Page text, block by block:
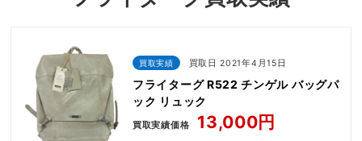
買取実績 買取日 2021年4月15日
フライターグ R522 チンゲル バッグパ
ック リュック
買取実績価格 13,000円